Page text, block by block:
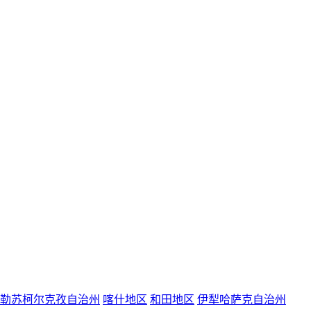
苏柯尔克孜自治州 喀什地区 和田地区 伊犁哈萨克自治州